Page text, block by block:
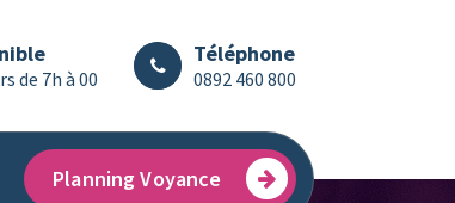
de 7h à 00
Téléphone
0892 460 800
Planning Voyance